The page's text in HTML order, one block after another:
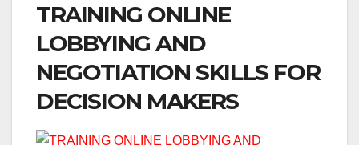
TRAINING ONLINE
LOBBYING AND
NEGOTIATION SKILLS FOR
DECISION MAKERS